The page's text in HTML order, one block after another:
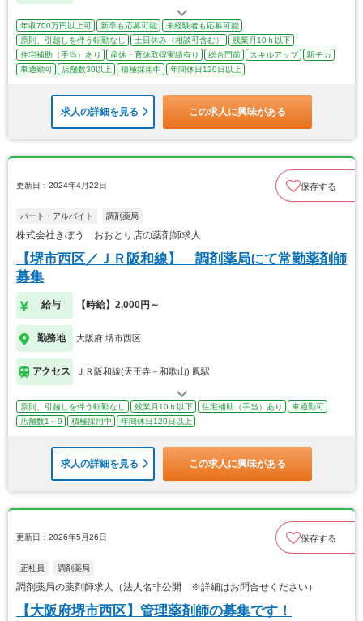
年収700万円以上可 新卒も応募可能
未経験者も応募可能
原則、引越しを伴う転勤なし
土日休み（相談可含む）
残業月10ｈ以下
住宅補助（手当）あり
産休・育休取得実績有り 総合門前 スキルアップ
駅チカ
車通勤可
店舗数30以上 積極採用中 年間休日120日以上
求人の詳細を見る この求人に興味がある
更新日：2024年4月22日 保存する
パート・アルバイト 調剤薬局
株式会社きぼう おおとり店の薬剤師求人
【堺市西区／ＪＲ阪和線】 調剤薬局にて常勤薬剤師
募集
給与 【時給】2,000円～
勤務地 大阪府 堺市西区
アクセス ＪＲ阪和線(天王寺－和歌山) 鳳駅
原則、引越しを伴う転勤なし 残業月10ｈ以下 住宅補助（手当）あり
車通勤可
店舗数1～9
積極採用中 年間休日120日以上
求人の詳細を見る この求人に興味がある
更新日：2026年5月26日 保存する
正社員 調剤薬局
調剤薬局の薬剤師求人（法人名非公開 ※詳細はお問合せください）
【大阪府堺市西区】管理薬剤師の募集です！